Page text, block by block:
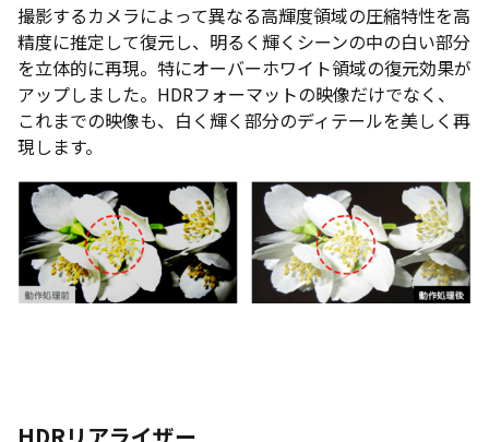
撮影するカメラによって異なる高輝度領域の圧縮特性を高
精度に推定して復元し、明るく輝くシーンの中の白い部分
を立体的に再現。特にオーバーホワイト領域の復元効果が
アップしました。HDRフォーマットの映像だけでなく、
これまでの映像も、白く輝く部分のディテールを美しく再
現します。
HDRリアライザー